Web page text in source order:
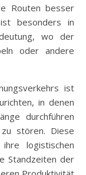
Routen besser
besonders in
wo der
oder andere
ist
in denen
durchführen
stören. Diese
logistischen
Standzeiten der